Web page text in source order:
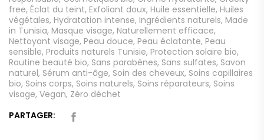
free, Éclat du teint, Exfoliant doux, Huile essentielle, Huiles
végétales, Hydratation intense, Ingrédients naturels, Made
in Tunisia, Masque visage, Naturellement efficace,
Nettoyant visage, Peau douce, Peau éclatante, Peau
sensible, Produits naturels Tunisie, Protection solaire bio,
Routine beauté bio, Sans parabènes, Sans sulfates, Savon
naturel, Sérum anti-âge, Soin des cheveux, Soins capillaires
bio, Soins corps, Soins naturels, Soins réparateurs, Soins
visage, Vegan, Zéro déchet
PARTAGER: